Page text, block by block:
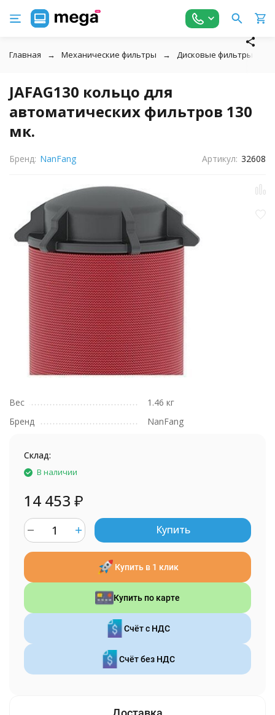
Главная Механические фильтры Дисковые фильтры для
JAFAG130 кольцо для
автоматических фильтров 130
мк.
Бренд: NanFang Артикул: 32608
Вес
1.46 кг
Бренд
NanFang
Склад:
В наличии
14 453 ₽
Купить
Купить в 1 клик
Купить по карте
Счёт с НДС
Счёт без НДС